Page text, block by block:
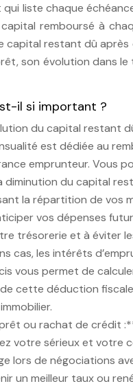
liste chaque
remboursé à
capital restant dû
son évolution dans le
il si important ?
du capital restant
est dédiée au
emprunteur. Vous
diminution du capital
la répartition de vos
vos dépenses
trésorerie et à éviter
cas, les intérêts
vous permet de
cette déduction
ou rachat de crédit
votre sérieux et votre
lors de négociations
un meilleur taux ou